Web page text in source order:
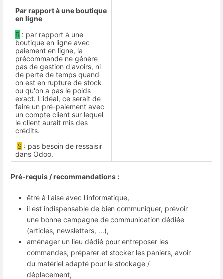
Par rapport à une boutique
en ligne
R : par rapport à une
boutique en ligne avec
paiement en ligne, la
précommande ne génère
pas de gestion d'avoirs, ni
de perte de temps quand
on est en rupture de stock
ou qu'on a pas le poids
exact. L'idéal, ce serait de
faire un pré-paiement avec
un compte client sur lequel
le client aurait mis des
crédits.
S : pas besoin de ressaisir
dans Odoo.
Pré-requis / recommandations :
être à l'aise avec l'informatique,
il est indispensable de bien communiquer, prévoir
une bonne campagne de communication dédiée
(articles, newsletters, ...),
aménager un lieu dédié pour entreposer les
commandes, préparer et stocker les paniers, avoir
du matériel adapté pour le stockage /
déplacement,